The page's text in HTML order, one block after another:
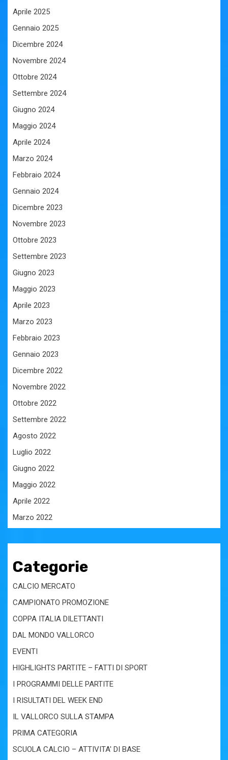
Aprile 2025
Gennaio 2025
Dicembre 2024
Novembre 2024
Ottobre 2024
Settembre 2024
Giugno 2024
Maggio 2024
Aprile 2024
Marzo 2024
Febbraio 2024
Gennaio 2024
Dicembre 2023
Novembre 2023
Ottobre 2023
Settembre 2023
Giugno 2023
Maggio 2023
Aprile 2023
Marzo 2023
Febbraio 2023
Gennaio 2023
Dicembre 2022
Novembre 2022
Ottobre 2022
Settembre 2022
Agosto 2022
Luglio 2022
Giugno 2022
Maggio 2022
Aprile 2022
Marzo 2022
Categorie
CALCIO MERCATO
CAMPIONATO PROMOZIONE
COPPA ITALIA DILETTANTI
DAL MONDO VALLORCO
EVENTI
HIGHLIGHTS PARTITE – FATTI DI SPORT
I PROGRAMMI DELLE PARTITE
I RISULTATI DEL WEEK END
IL VALLORCO SULLA STAMPA
PRIMA CATEGORIA
SCUOLA CALCIO – ATTIVITA' DI BASE